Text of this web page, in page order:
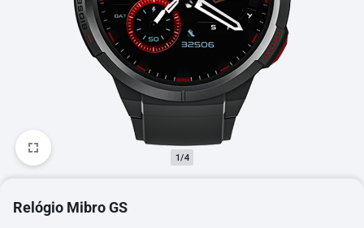
1/4
Relógio Mibro GS